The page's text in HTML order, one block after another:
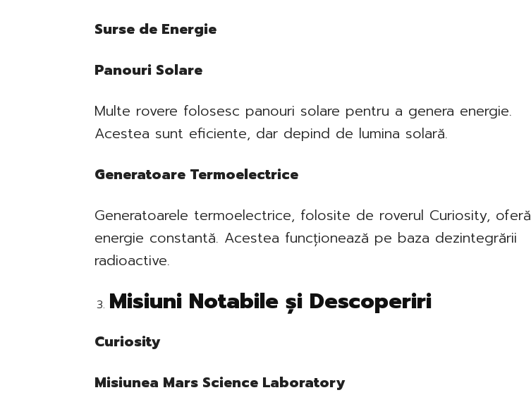
Surse de Energie
Panouri Solare
Multe rovere folosesc panouri solare pentru a genera energie.
Acestea sunt eficiente, dar depind de lumina solară.
Generatoare Termoelectrice
Generatoarele termoelectrice, folosite de roverul Curiosity, oferă
energie constantă. Acestea funcționează pe baza dezintegrării
radioactive.
Misiuni Notabile și Descoperiri
Curiosity
Misiunea Mars Science Laboratory